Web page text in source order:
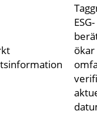
ESG-
ökar